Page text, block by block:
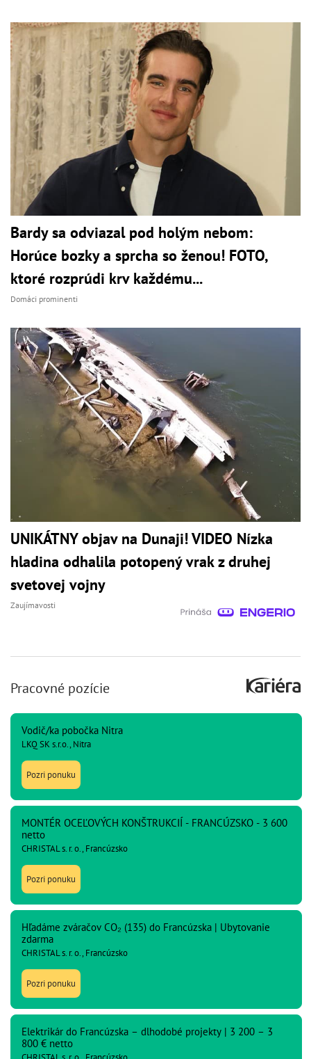
Bardy sa odviazal pod holým nebom:
Horúce bozky a sprcha so ženou! FOTO,
ktoré rozprúdi krv každému...
Domáci prominenti
UNIKÁTNY objav na Dunaji! VIDEO Nízka
hladina odhalila potopený vrak z druhej
svetovej vojny
Zaujímavosti
Pracovné pozície
Vodič/ka pobočka Nitra
LKQ SK s.r.o., Nitra
Pozri ponuku
MONTÉR OCEĽOVÝCH KONŠTRUKCIÍ - FRANCÚZSKO - 3 600
netto
CHRISTAL s. r. o., Francúzsko
Pozri ponuku
Hľadáme zváračov CO₂ (135) do Francúzska | Ubytovanie
zdarma
CHRISTAL s. r. o., Francúzsko
Pozri ponuku
Elektrikár do Francúzska – dlhodobé projekty | 3 200 – 3
800 € netto